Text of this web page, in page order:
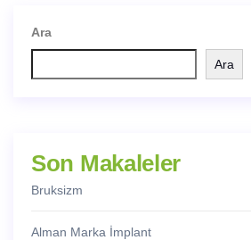
Ara
Ara
Son Makaleler
Bruksizm
Alman Marka İmplant